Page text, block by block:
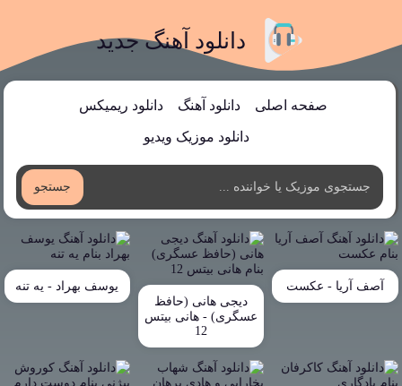
دانلود آهنگ جدید
صفحه اصلی دانلود آهنگ دانلود ریمیکس
دانلود موزیک ویدیو
جستجو
آصف آریا - عکست
دیجی هانی (حافظ
عسگری) - هانی بیتس
12
یوسف بهراد - یه تنه